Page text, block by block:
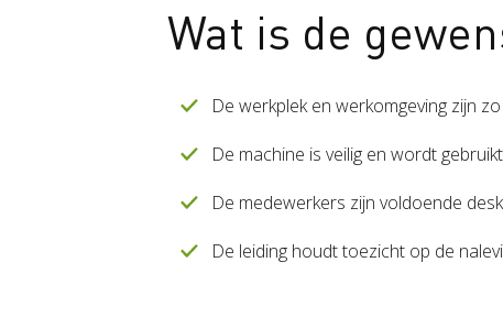
Wat is de
De werkplek en werkomgeving zijn
De machine is veilig en wordt
De medewerkers zijn voldoende
De leiding houdt toezicht op de